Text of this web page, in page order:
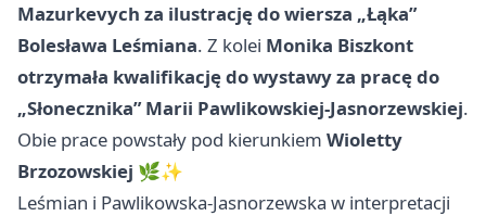
Mazurkevych za ilustrację do wiersza „Łąka”
Bolesława Leśmiana. Z kolei Monika Biszkont
otrzymała kwalifikację do wystawy za pracę do
„Słonecznika” Marii Pawlikowskiej-Jasnorzewskiej.
Obie prace powstały pod kierunkiem Wioletty
Brzozowskiej 🌿✨
Leśmian i Pawlikowska-Jasnorzewska w interpretacji